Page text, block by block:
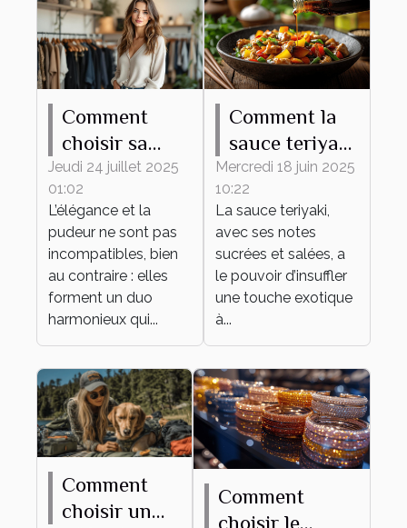
Comment
choisir sa
tenue
élégante et
pudique pour
tout
événement ?
Jeudi 24 juillet 2025
01:02
L’élégance et la
pudeur ne sont pas
incompatibles, bien
au contraire : elles
forment un duo
harmonieux qui...
Comment la
sauce teriyaki
transforme
vos plats du
quotidien
Mercredi 18 juin 2025
10:22
La sauce teriyaki,
avec ses notes
sucrées et salées, a
le pouvoir d’insuffler
une touche exotique
à...
Comment
choisir un
Comment
choisir le